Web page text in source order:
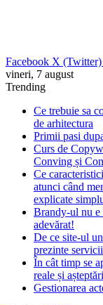
Facebook X (Twitter)
vineri, 7 august
Trending
Ce trebuie sa
de arhitectura
Primii pasi
Curs de
Conving și
Ce
atunci când
explicate
Brandy-ul nu e
adevărat!
De ce site-ul
prezinte servicii
În cât timp se
reale și
Gestionarea